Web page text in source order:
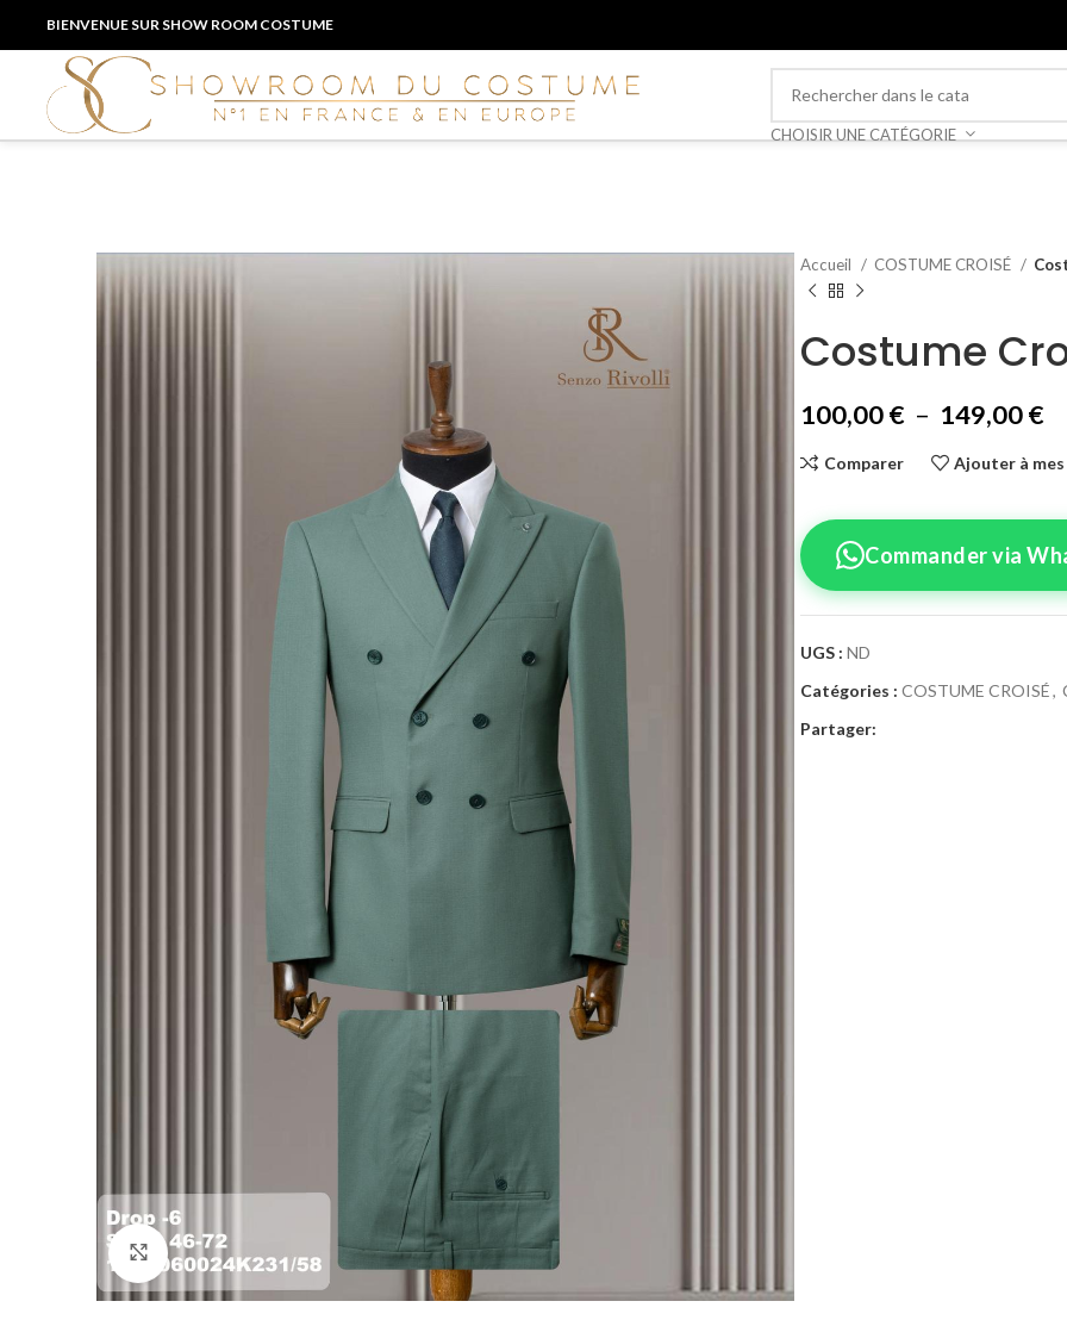
BIENVENUE SUR SHOW ROOM COSTUME
CHOISIR UNE CATÉGORIE
Agrandir
Accueil COSTUME CROISÉ
Costume
100,00€ – 149,00€
Comparer Ajouter à
Commander via
UGS : ND
Catégories : COSTUME CROISÉ,
Partager: